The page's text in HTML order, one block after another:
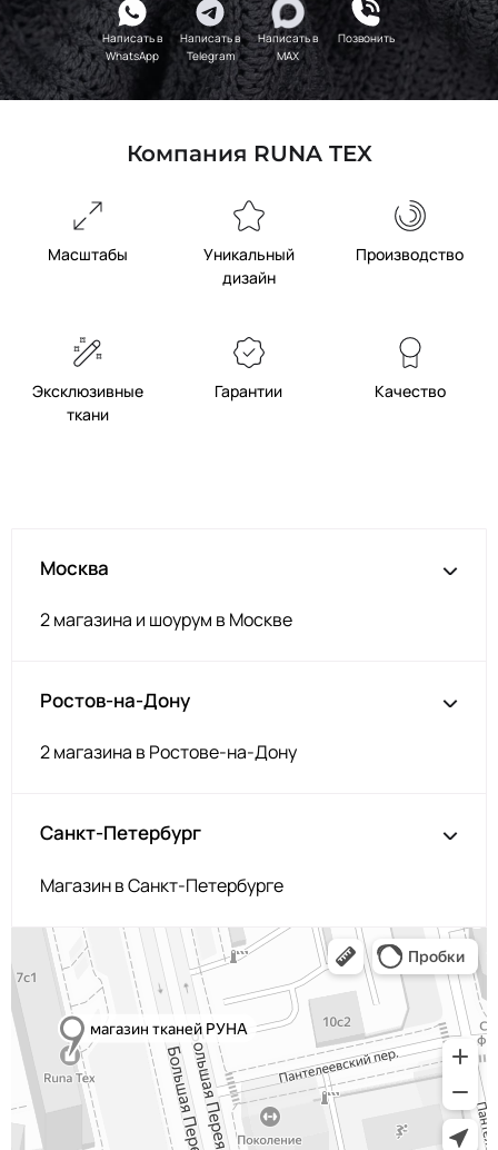
Написать в
WhatsApp
Написать в
Telegram
Написать в
MAX
Позвонить
Компания RUNA TEX
Масштабы
Уникальный
дизайн
Производство
Эксклюзивные
ткани
Гарантии Качество
Москва
2 магазина и шоурум в Москве
Ростов-на-Дону
2 магазина в Ростове-на-Дону
Санкт-Петербург
Магазин в Санкт-Петербурге